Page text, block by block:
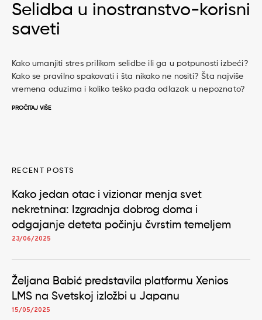
Selidba u inostranstvo-korisni
saveti
Kako umanjiti stres prilikom selidbe ili ga u potpunosti izbeći?
Kako se pravilno spakovati i šta nikako ne nositi? Šta najviše
vremena oduzima i koliko teško pada odlazak u nepoznato?
PROČITAJ VIŠE
RECENT POSTS
Kako jedan otac i vizionar menja svet
nekretnina: Izgradnja dobrog doma i
odgajanje deteta počinju čvrstim temeljem
23/06/2025
Željana Babić predstavila platformu Xenios
LMS na Svetskoj izložbi u Japanu
15/05/2025